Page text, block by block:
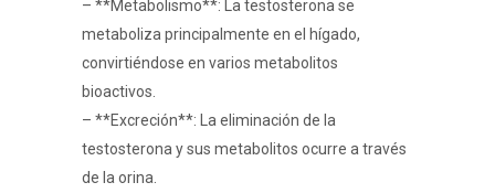
– **Metabolismo**: La testosterona se
metaboliza principalmente en el hígado,
convirtiéndose en varios metabolitos
bioactivos.
– **Excreción**: La eliminación de la
testosterona y sus metabolitos ocurre a través
de la orina.